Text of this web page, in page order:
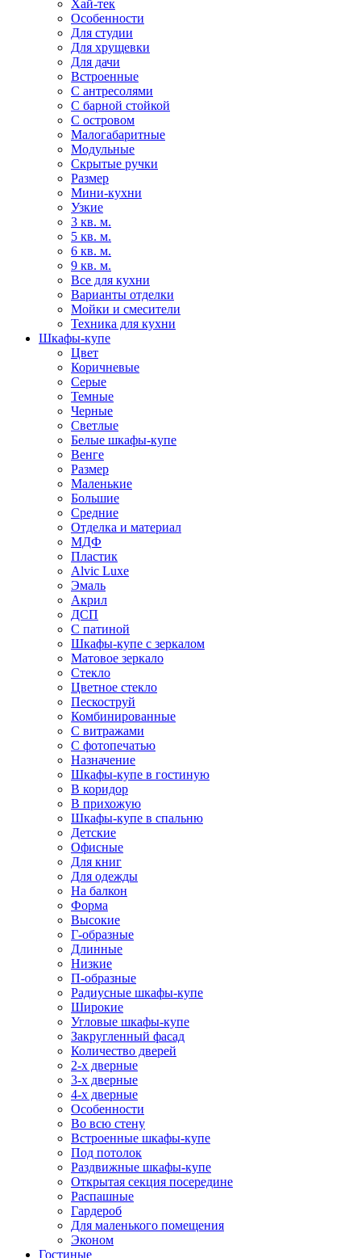
Хай-тек
Особенности
Для студии
Для хрущевки
Для дачи
Встроенные
С антресолями
С барной стойкой
С островом
Малогабаритные
Модульные
Скрытые ручки
Размер
Мини-кухни
Узкие
3 кв. м.
5 кв. м.
6 кв. м.
9 кв. м.
Все для кухни
Варианты отделки
Мойки и смесители
Техника для кухни
Шкафы-купе
Цвет
Коричневые
Серые
Темные
Черные
Светлые
Белые шкафы-купе
Венге
Размер
Маленькие
Большие
Средние
Отделка и материал
МДФ
Пластик
Alvic Luxe
Эмаль
Акрил
ДСП
С патиной
Шкафы-купе с зеркалом
Матовое зеркало
Стекло
Цветное стекло
Пескоструй
Комбинированные
С витражами
С фотопечатью
Назначение
Шкафы-купе в гостиную
В коридор
В прихожую
Шкафы-купе в спальню
Детские
Офисные
Для книг
Для одежды
На балкон
Форма
Высокие
Г-образные
Длинные
Низкие
П-образные
Радиусные шкафы-купе
Широкие
Угловые шкафы-купе
Закругленный фасад
Количество дверей
2-х дверные
3-х дверные
4-х дверные
Особенности
Во всю стену
Встроенные шкафы-купе
Под потолок
Раздвижные шкафы-купе
Открытая секция посередине
Распашные
Гардероб
Для маленького помещения
Эконом
Гостиные